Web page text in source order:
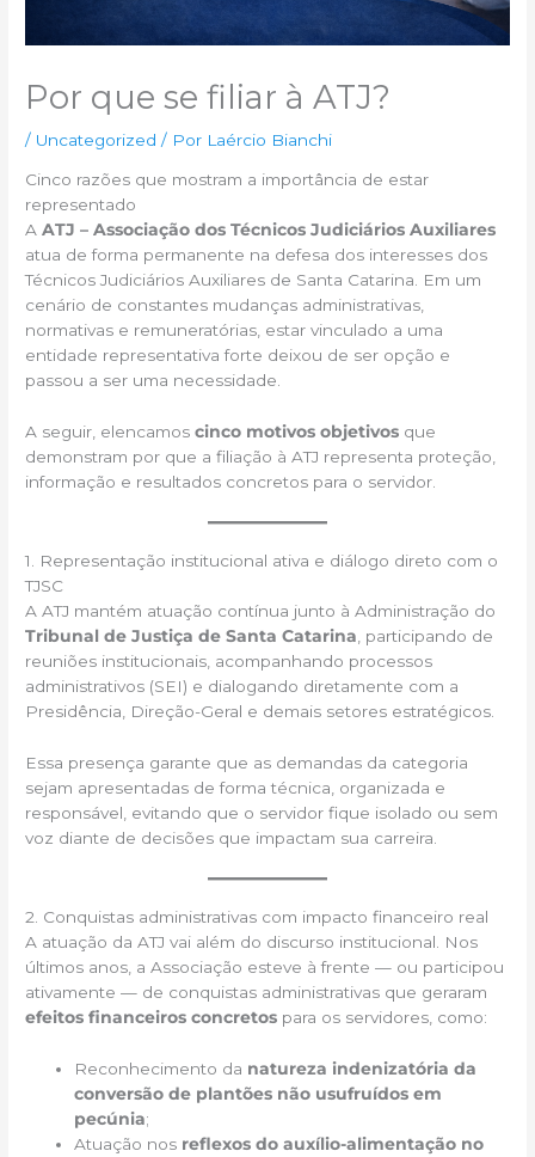
Por que se filiar à ATJ?
/ Uncategorized / Por Laércio Bianchi
Cinco razões que mostram a importância de estar
representado
AATJ – Associação dos Técnicos Judiciários Auxiliares
atua de forma permanente na defesa dos interesses dos
Técnicos Judiciários Auxiliares de Santa Catarina. Em um
cenário de constantes mudanças administrativas,
normativas e remuneratórias, estar vinculado a uma
entidade representativa forte deixou de ser opção e
passou a ser uma necessidade.
A seguir, elencamoscinco motivos objetivos que
demonstram por que a filiação à ATJ representa proteção,
informação e resultados concretos para o servidor.
1. Representação institucional ativa e diálogo direto com o
TJSC
A ATJ mantém atuação contínua junto à Administração do
Tribunal de Justiça de Santa Catarina , participando de
reuniões institucionais, acompanhando processos
administrativos (SEI) e dialogando diretamente com a
Presidência, Direção-Geral e demais setores estratégicos.
Essa presença garante que as demandas da categoria
sejam apresentadas de forma técnica, organizada e
responsável, evitando que o servidor fique isolado ou sem
voz diante de decisões que impactam sua carreira.
2. Conquistas administrativas com impacto financeiro real
A atuação da ATJ vai além do discurso institucional. Nos
últimos anos, a Associação esteve à frente — ou participou
ativamente — de conquistas administrativas que geraram
efeitos financeiros concretos para os servidores, como:
Reconhecimento da natureza indenizatória da
conversão de plantões não usufruídos em
pecúnia;
Atuação nos reflexos do auxílio-alimentação no